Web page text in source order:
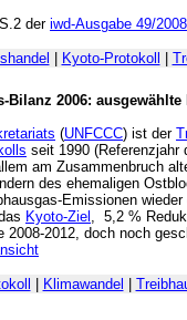
der iwd-Ausgabe 49/2008
Kyoto-Protokoll
Bilanz 2006:
(UNFCCC) ist der
seit 1990 (Referenzjahr
am Zusammenbruch
des ehemaligen
Emissionen
Kyoto-Ziel , 5,2 %
2008-2012, doch noch
Klimawandel